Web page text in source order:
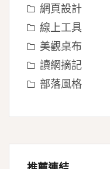
網頁設計
線上工具
美觀桌布
讀網摘記
部落風格